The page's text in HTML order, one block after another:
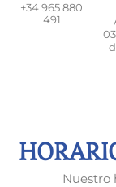
+34 965 880
491
Nuestro